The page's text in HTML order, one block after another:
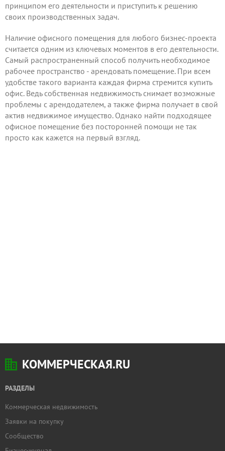
принципом его деятельности и приступить к решению
своих производственных задач.
Наличие офисного помещения для любого бизнес-проекта
считается одним из ключевых моментов в его деятельности.
Самый распространенный способ получить необходимое
рабочее пространство - арендовать помещение. При всем
удобстве такого варианта каждая фирма стремится купить
офис. Ведь собственная недвижимость снимает возможные
проблемы с арендодателем, а также фирма получает в свой
актив недвижимое имущество. Однако найти подходящее
офисное помещение без посторонней помощи не так
просто как кажется на первый взгляд.
КОММЕРЧЕСКАЯ.RU
РАЗДЕЛЫ
Коммерческая недвижимость
Заявки на покупку
Сообщество